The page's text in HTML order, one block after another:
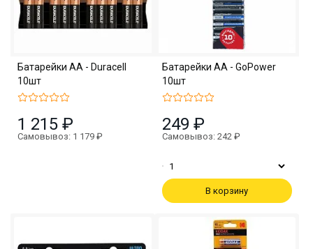
Батарейки АА - Duracell
10шт
1 215 ₽
Самовывоз: 1 179 ₽
Батарейки АА - GoPower
10шт
249 ₽
Самовывоз: 242 ₽
В корзину